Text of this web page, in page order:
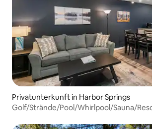
Privatunterkunft in Harbor Springs
Golf/Strände/Pool/Whirlpool/Sauna/